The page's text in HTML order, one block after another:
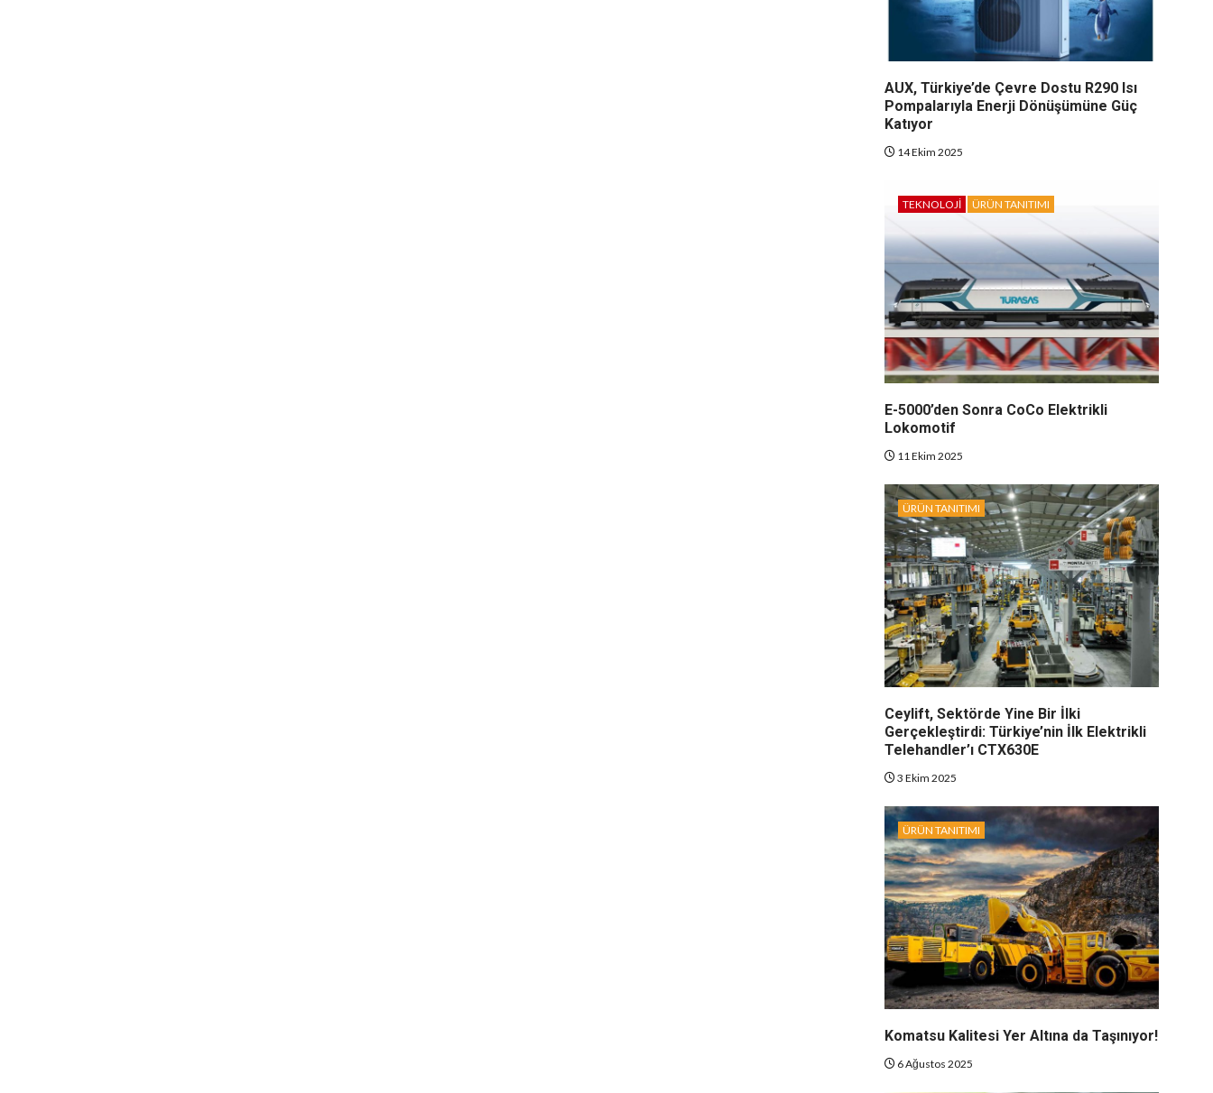
AUX, Türkiye’de Çevre Dostu R290 Isı
Pompalarıyla Enerji Dönüşümüne Güç
Katıyor
14 Ekim 2025
TEKNOLOJI ÜRÜN TANITIMI
E-5000’den Sonra CoCo Elektrikli
Lokomotif
11 Ekim 2025
ÜRÜN TANITIMI
Ceylift, Sektörde Yine Bir İlki
Gerçekleştirdi: Türkiye’nin İlk Elektrikli
Telehandler’ı CTX630E
3 Ekim 2025
ÜRÜN TANITIMI
Komatsu Kalitesi Yer Altına da Taşınıyor!
6 Ağustos 2025